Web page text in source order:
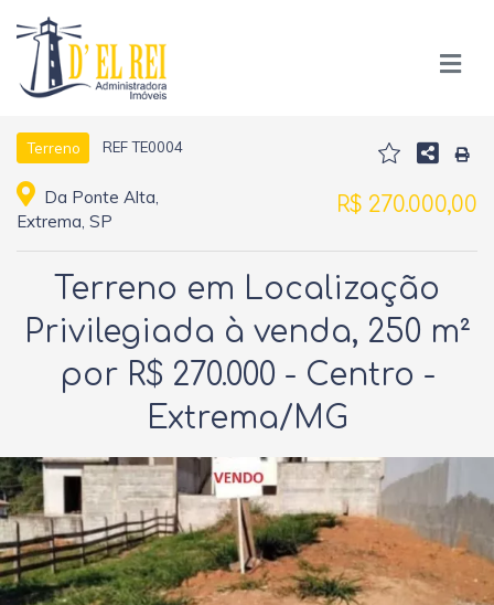
Terreno REF TE0004
Da Ponte Alta,
Extrema, SP
R$ 270.000,00
Terreno em Localização
Privilegiada à venda, 250 m²
por R$ 270.000 - Centro -
Extrema/MG